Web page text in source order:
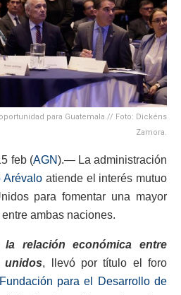
para Guatemala.// Foto: Dickéns
Zamora.
feb (AGN).— La administración
Arévalo atiende el interés mutuo
para fomentar una mayor
ambas naciones.
relación económica entre
unidos, llevó por título el foro
Fundación para el Desarrollo de